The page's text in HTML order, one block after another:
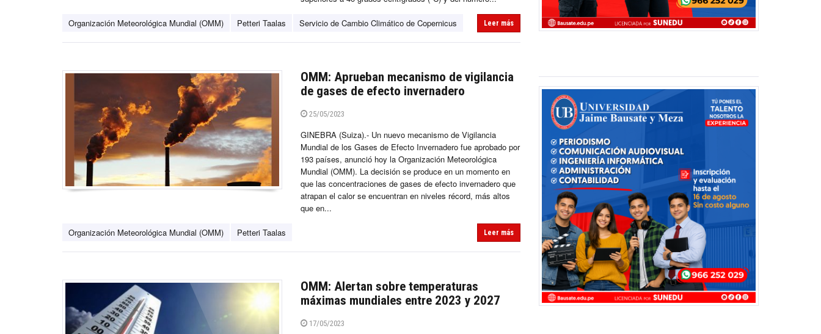
Organización Meteorológica Mundial (OMM) Petteri Taalas Servicio de Cambio Climático de Copernicus Leer más
OMM: Aprueban mecanismo de vigilancia
de gases de efecto invernadero
25/05/2023
GINEBRA (Suiza).- Un nuevo mecanismo de Vigilancia
Mundial de los Gases de Efecto Invernadero fue aprobado por
193 países, anunció hoy la Organización Meteorológica
Mundial (OMM). La decisión se produce en un momento en
que las concentraciones de gases de efecto invernadero que
atrapan el calor se encuentran en niveles récord, más altos
que en...
Organización Meteorológica Mundial (OMM) Petteri Taalas Leer más
OMM: Alertan sobre temperaturas
máximas mundiales entre 2023 y 2027
17/05/2023